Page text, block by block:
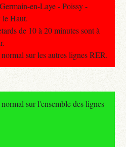
en-Laye - Poissy -
le Haut.
de 10 à 20 minutes sont à
sur les autres lignes RER.
sur l'ensemble des lignes